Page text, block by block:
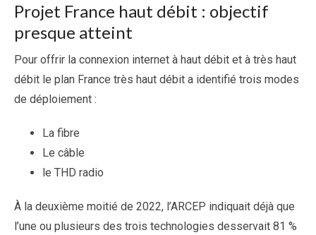
Projet France haut débit : objectif
presque atteint
Pour offrir la connexion internet à haut débit et à très haut
débit le plan France très haut débit a identifié trois modes
de déploiement :
La fibre
Le câble
le THD radio
À la deuxième moitié de 2022, l’ARCEP indiquait déjà que
l’une ou plusieurs des trois technologies desservait 81 %